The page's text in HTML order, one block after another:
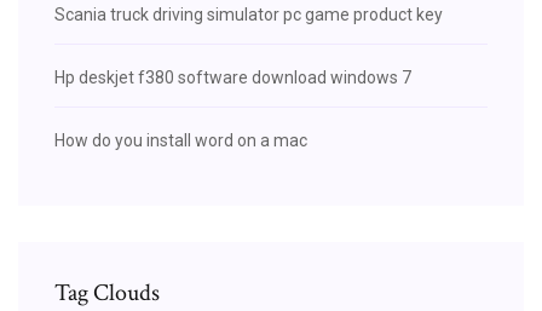
Scania truck driving simulator pc game product key
Hp deskjet f380 software download windows 7
How do you install word on a mac
Tag Clouds